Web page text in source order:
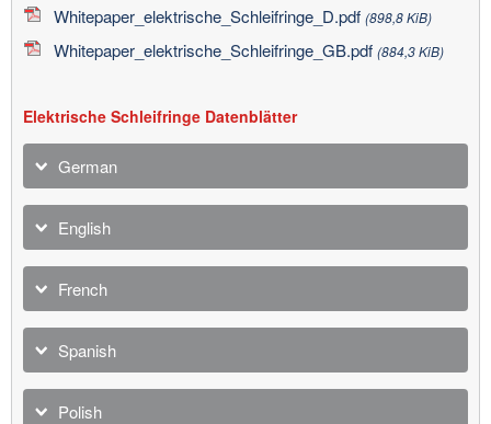
Whitepaper_elektrische_Schleifringe_D.pdf (898,8 KiB)
Whitepaper_elektrische_Schleifringe_GB.pdf (884,3 KiB)
Elektrische Schleifringe Datenblätter
German
English
French
Spanish
Polish